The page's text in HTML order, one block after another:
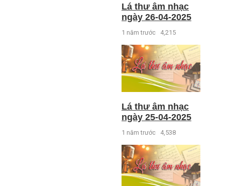
Lá thư âm nhạc
ngày 26-04-2025
1 năm trước 4,215
Lá thư âm nhạc
ngày 25-04-2025
1 năm trước 4,538